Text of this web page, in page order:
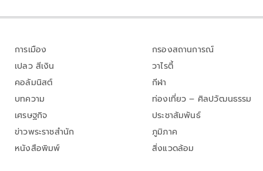
การเมือง
เปลว สีเงิน
คอลัมนิสต์
บทความ
เศรษฐกิจ
ข่าวพระราชสำนัก
หนังสือพิมพ์
กรองสถานการณ์
วาไรตี้
กีฬา
ท่องเที่ยว – ศิลปวัฒนธรรม
ประชาสัมพันธ์
ภูมิภาค
สิ่งแวดล้อม